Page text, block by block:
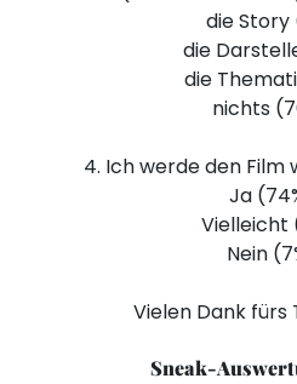
die Story
die
die
nichts
4. Ich werde den
Ja
Vielleicht
Nein
Vielen Dank fürs
Sneak-